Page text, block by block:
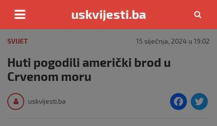
content
uskvijesti.ba
SVIJET 15 siječnja, 2024 u 19:02
Huti pogodili američki brod u
Crvenom moru
uskvijesti.ba
F